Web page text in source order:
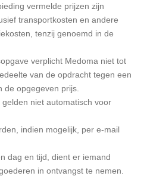
vermelde prijzen zijn
transportkosten en andere
tenzij genoemd in de
verplicht Medoma niet tot
van de opdracht tegen een
de opgegeven prijs.
niet automatisch voor
indien mogelijk, per e-mail
dag en tijd, dient er iemand
in ontvangst te nemen.